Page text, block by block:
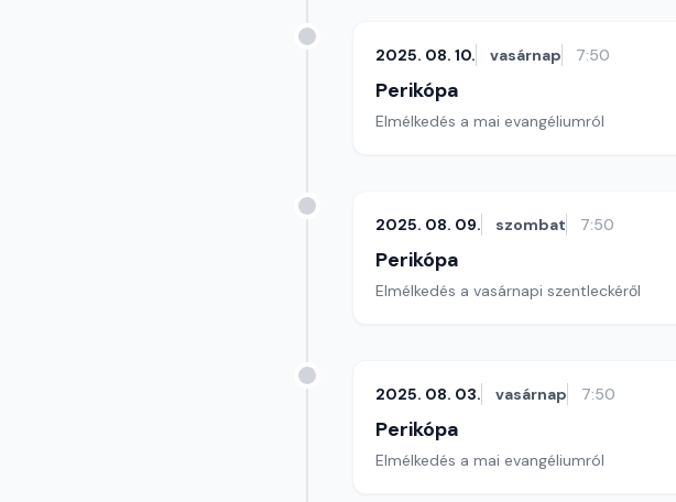
2025. 08. 10. vasárnap 7:50
Perikópa
Elmélkedés a mai evangéliumról
2025. 08. 09. szombat 7:50
Perikópa
Elmélkedés a vasárnapi szentleckéről
2025. 08. 03. vasárnap 7:50
Perikópa
Elmélkedés a mai evangéliumról